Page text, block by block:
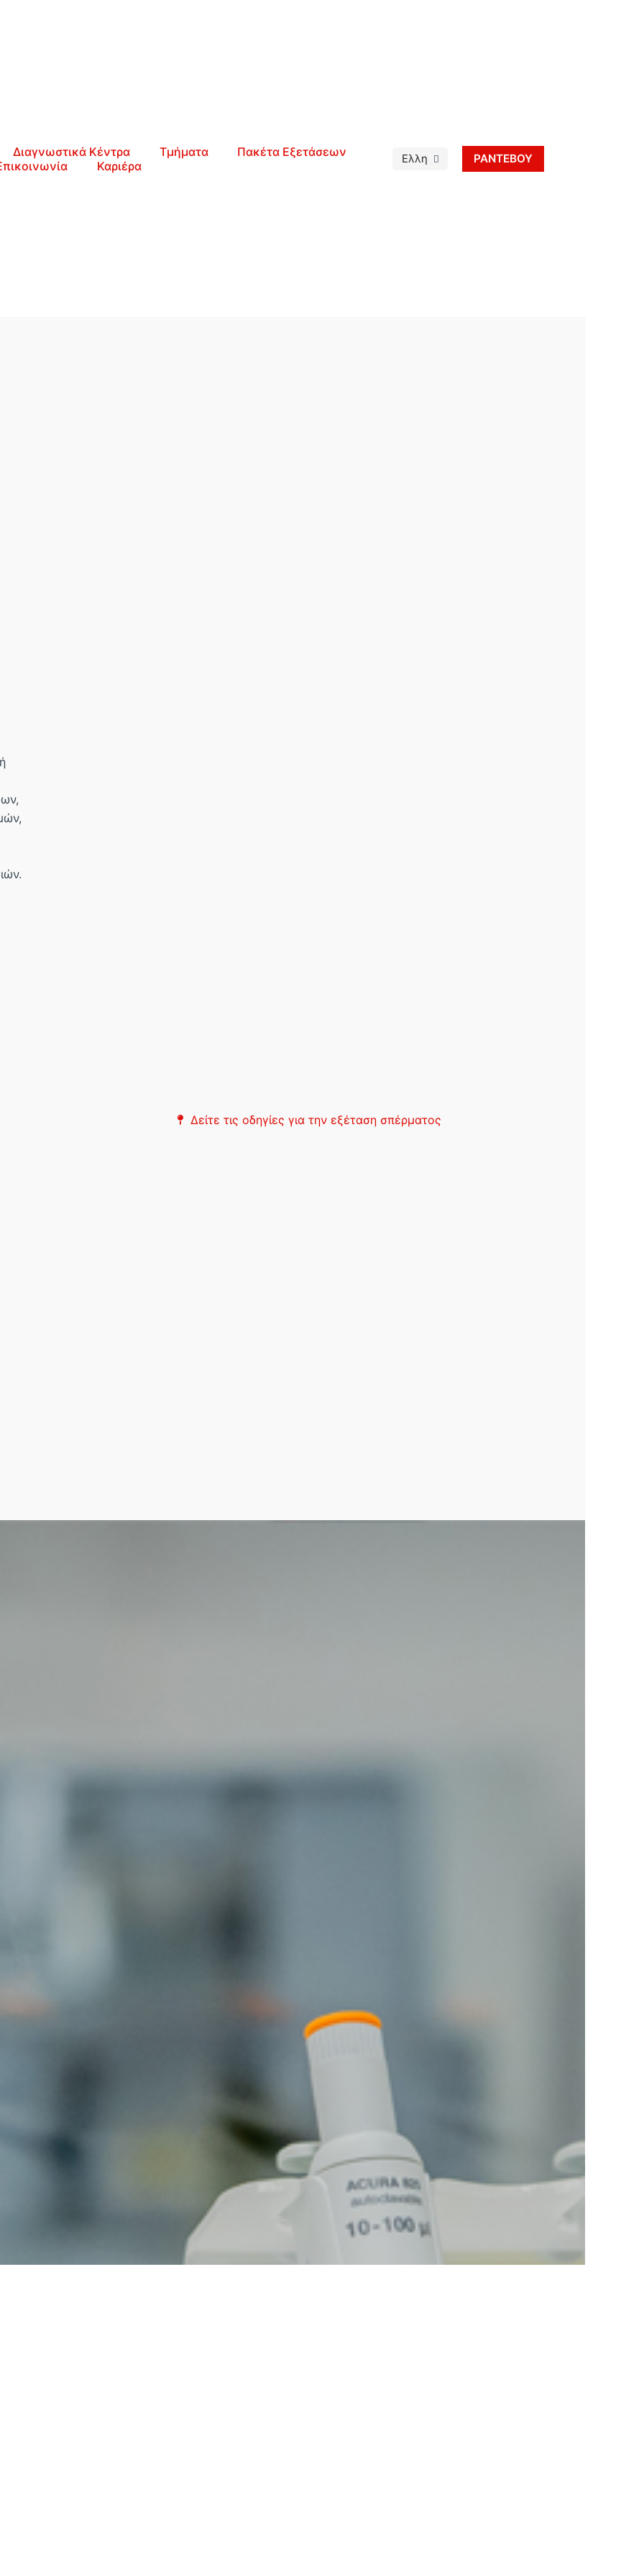
Διαγνωστικά Κέντρα Τμήματα
Πακέτα Εξετάσεων
Καριέρα
ΡΑΝΤΕΒΟΥ
Δείτε τις οδηγίες για την εξέταση σπέρματος